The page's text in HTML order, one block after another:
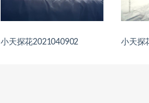
小天探花2021040902 小天探